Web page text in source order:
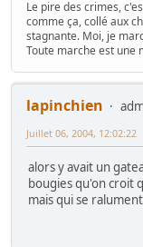
Le pire des crimes,
comme ça, collé aux
stagnante. Moi, je
Toute marche est une
lapinchien
Juillet 06, 2004, 12:02:22
alors y avait un
bougies qu'on croit
mais qui se